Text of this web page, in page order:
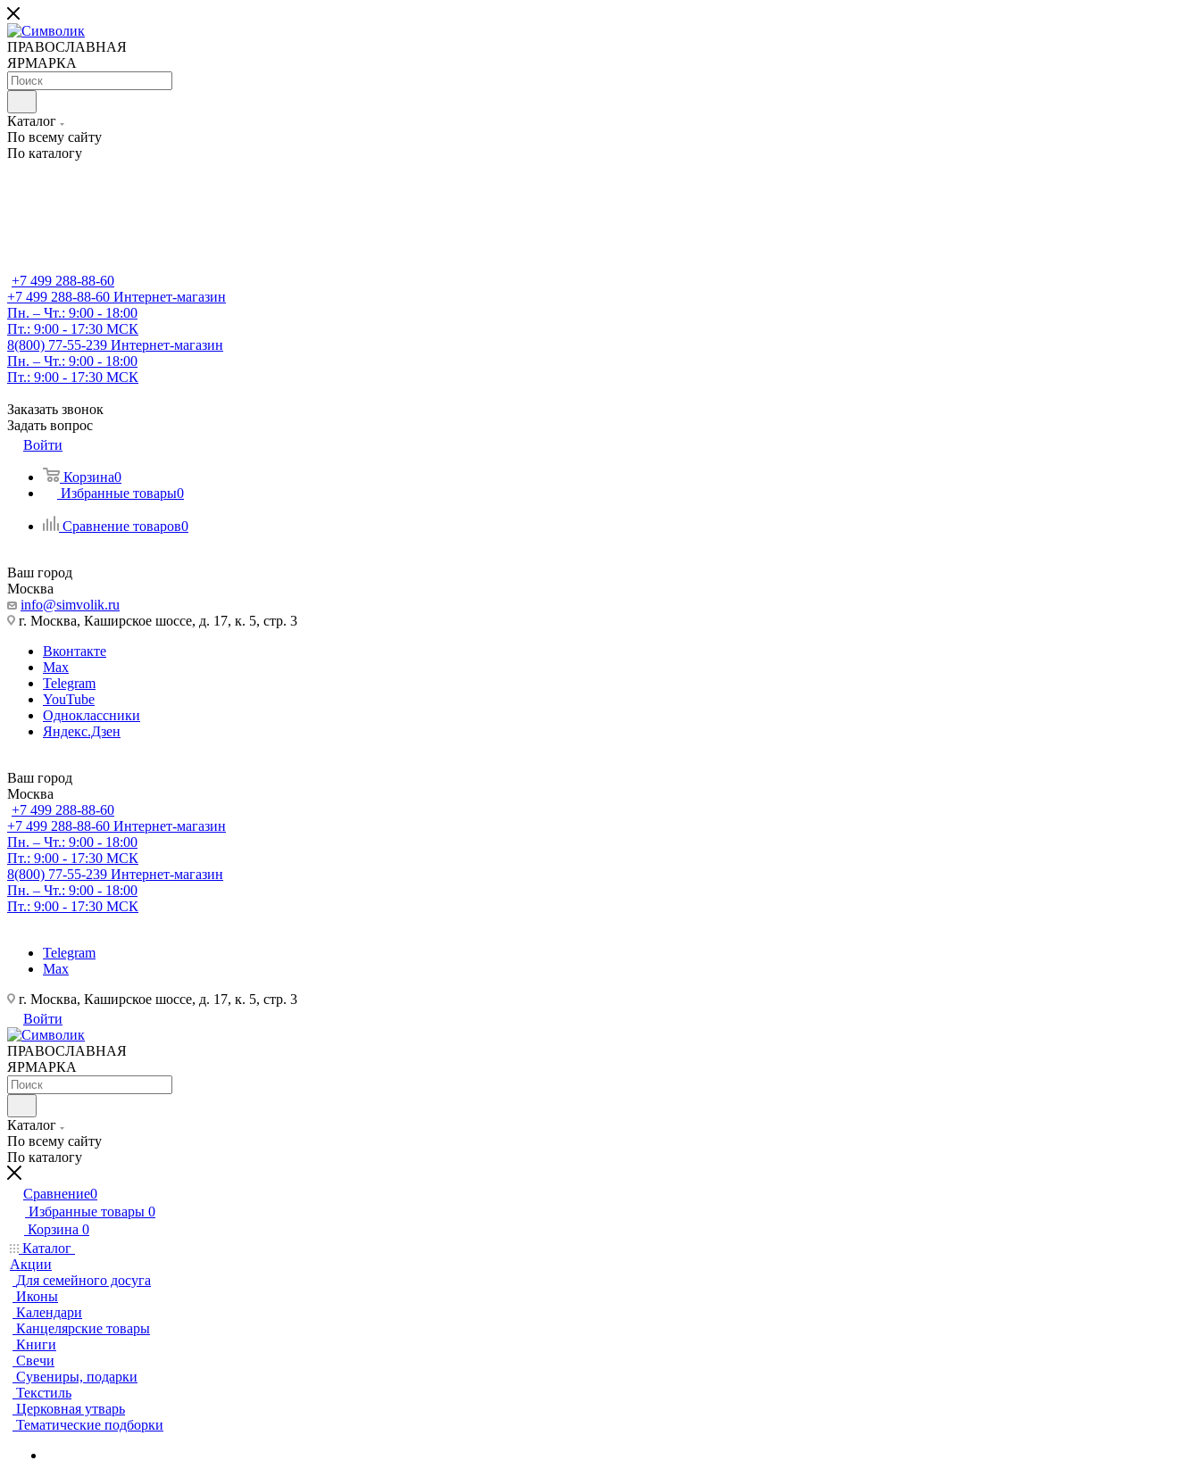
ПРАВОСЛАВНАЯ
ЯРМАРКА
Каталог
По всему сайту
По каталогу
+7 499 288-88-60
+7 499 288-88-60 Интернет-магазин
Пн. – Чт.: 9:00 - 18:00
Пт.: 9:00 - 17:30 МСК
8(800) 77-55-239 Интернет-магазин
Пн. – Чт.: 9:00 - 18:00
Пт.: 9:00 - 17:30 МСК
Заказать звонок
Задать вопрос
Войти
Корзина0
Избранные товары0
Сравнение товаров0
Ваш город
Москва
info@simvolik.ru
г. Москва, Каширское шоссе, д. 17, к. 5, стр. 3
Вконтакте
Max
Telegram
YouTube
Одноклассники
Яндекс.Дзен
Ваш город
Москва
+7 499 288-88-60
+7 499 288-88-60 Интернет-магазин
Пн. – Чт.: 9:00 - 18:00
Пт.: 9:00 - 17:30 МСК
8(800) 77-55-239 Интернет-магазин
Пн. – Чт.: 9:00 - 18:00
Пт.: 9:00 - 17:30 МСК
Telegram
Max
г. Москва, Каширское шоссе, д. 17, к. 5, стр. 3
Войти
ПРАВОСЛАВНАЯ
ЯРМАРКА
Каталог
По всему сайту
По каталогу
Сравнение0
Избранные товары 0
Корзина 0
Каталог
Акции
Для семейного досуга
Иконы
Календари
Канцелярские товары
Книги
Свечи
Сувениры, подарки
Текстиль
Церковная утварь
Тематические подборки